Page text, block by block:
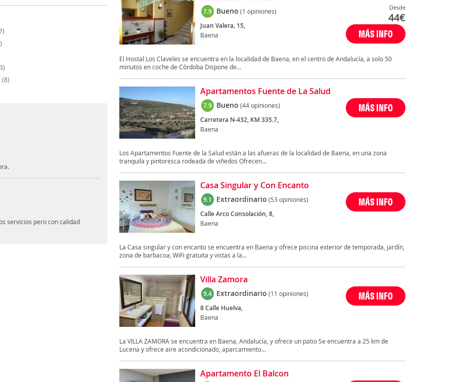
(8)
servicios pero con calidad
7.9 Bueno (1 opiniones)
Juan Valera, 15,
Baena
Desde
44€
MÁS INFO
El Hostal Los Claveles se encuentra en la localidad de Baena, en el centro de Andalucía, a solo 50
minutos en coche de Córdoba Dispone de...
Apartamentos Fuente de La Salud
7.9 Bueno (44 opiniones)
Carretera N-432, KM 335.7,
Baena
MÁS INFO
Los Apartamentos Fuente de la Salud están a las afueras de la localidad de Baena, en una zona
tranquila y pintoresca rodeada de viñedos Ofrecen...
Casa Singular y Con Encanto
9.1 Extraordinario (53 opiniones)
Calle Arco Consolación, 8,
Baena
MÁS INFO
La Casa singular y con encanto se encuentra en Baena y ofrece piscina exterior de temporada, jardín,
zona de barbacoa, WiFi gratuita y vistas a la...
Villa Zamora
9.4 Extraordinario (11 opiniones)
8 Calle Huelva,
Baena
MÁS INFO
La VILLA ZAMORA se encuentra en Baena, Andalucía, y ofrece un patio Se encuentra a 25 km de
Lucena y ofrece aire acondicionado, aparcamiento...
Apartamento El Balcon